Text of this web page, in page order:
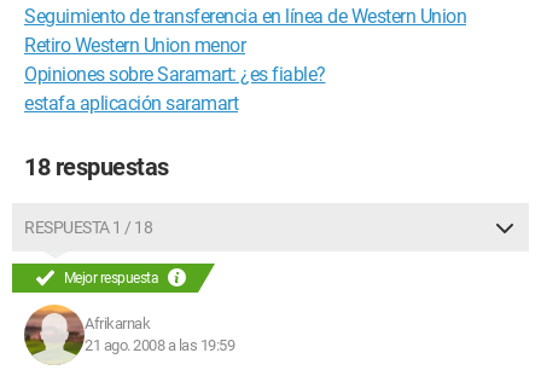
Seguimiento de transferencia en línea de Western Union
Retiro Western Union menor
Opiniones sobre Saramart: ¿es fiable?
estafa aplicación saramart
18 respuestas
RESPUESTA 1 / 18
Mejor respuesta
Afrikarnak
21 ago. 2008 a las 19:59